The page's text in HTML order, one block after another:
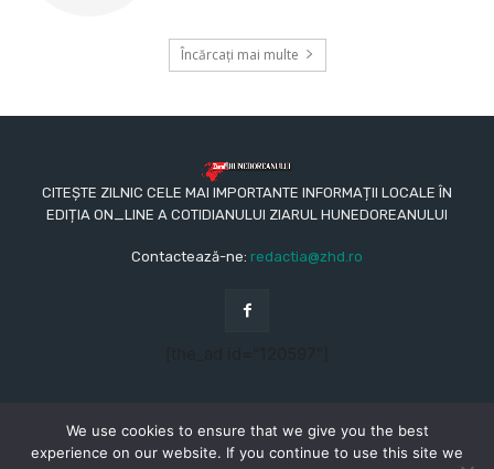
Încărcați mai multe
CITEȘTE ZILNIC CELE MAI IMPORTANTE INFORMAȚII LOCALE ÎN
EDIȚIA ON_LINE A COTIDIANULUI ZIARUL HUNEDOREANULUI
Contactează-ne: redactia@zhd.ro
We use cookies to ensure that we give you the best
experience on our website. If you continue to use this site we